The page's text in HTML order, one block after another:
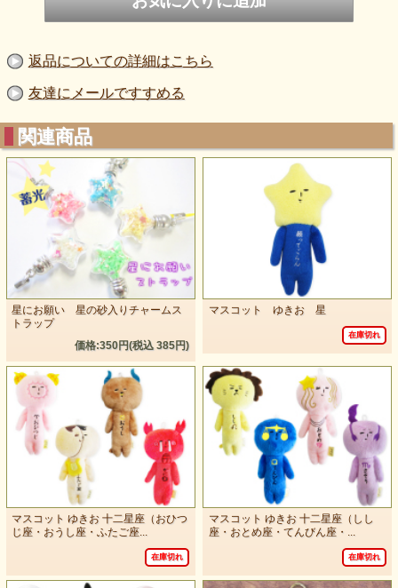
返品についての詳細はこちら
友達にメールですすめる
関連商品
星にお願い 星の砂入りチャームス
トラップ
価格:350円(税込 385円)
マスコット ゆきお 星
在庫切れ
マスコット ゆきお 十二星座（おひつ
じ座・おうし座・ふたご座...
在庫切れ
マスコット ゆきお 十二星座（しし
座・おとめ座・てんびん座・...
在庫切れ